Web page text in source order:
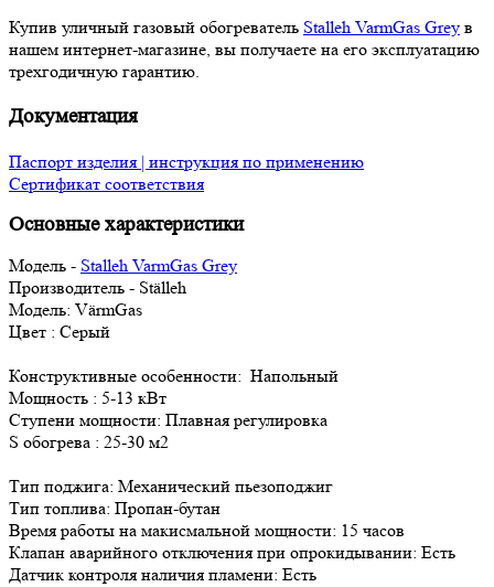
Купив уличный газовый обогреватель Stalleh VarmGas Grey в
нашем интернет-магазине, вы получаете на его эксплуатацию
трехгодичную гарантию.
Документация
Паспорт изделия | инструкция по применению
Сертификат соответствия
Основные характеристики
Модель - Stalleh VarmGas Grey
Производитель - Ställeh
Модель: VärmGas
Цвет : Серый
Конструктивные особенности: Напольный
Мощность : 5-13 кВт
Ступени мощности: Плавная регулировка
S обогрева : 25-30 м2
Тип поджига: Механический пьезоподжиг
Тип топлива: Пропан-бутан
Время работы на макисмальной мощности: 15 часов
Клапан аварийного отключения при опрокидывании: Есть
Датчик контроля наличия пламени: Есть